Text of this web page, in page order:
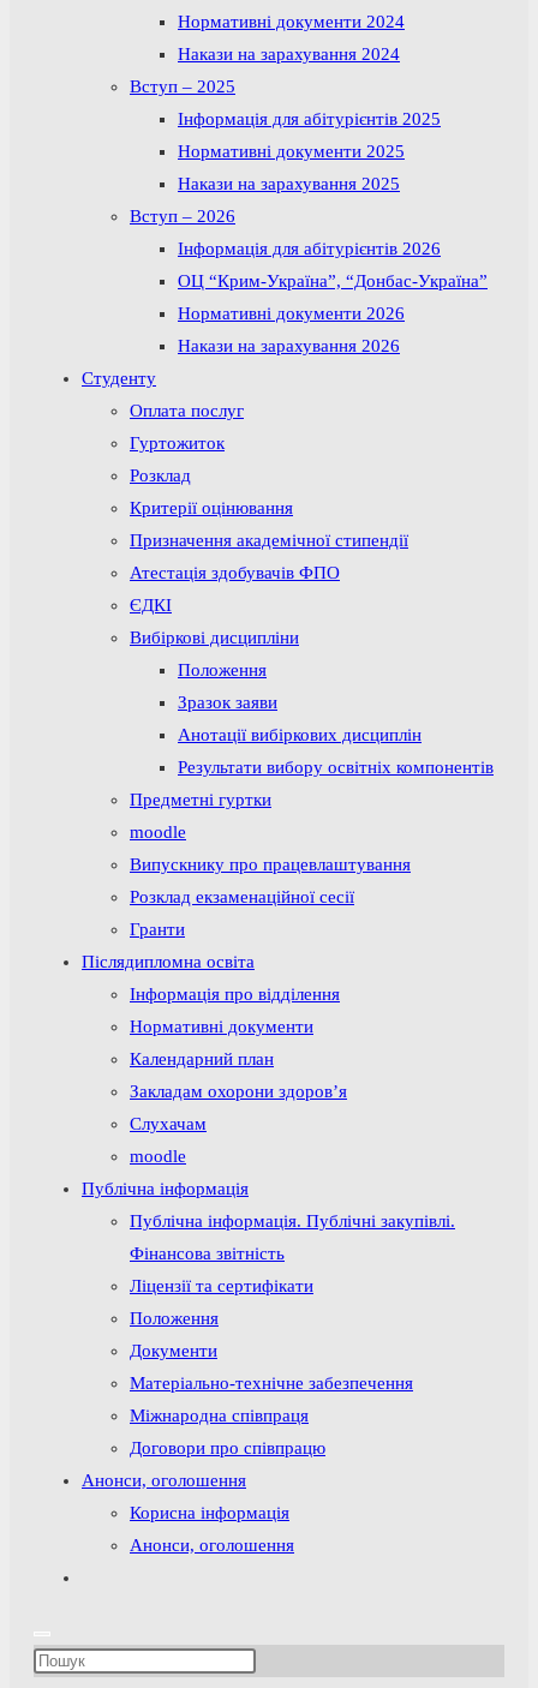
Нормативні документи 2024
Накази на зарахування 2024
Вступ – 2025
Інформація для абітурієнтів 2025
Нормативні документи 2025
Накази на зарахування 2025
Вступ – 2026
Інформація для абітурієнтів 2026
ОЦ “Крим-Україна”, “Донбас-Україна”
Нормативні документи 2026
Накази на зарахування 2026
Студенту
Оплата послуг
Гуртожиток
Розклад
Критерії оцінювання
Призначення академічної стипендії
Атестація здобувачів ФПО
ЄДКІ
Вибіркові дисципліни
Положення
Зразок заяви
Анотації вибіркових дисциплін
Результати вибору освітніх компонентів
Предметні гуртки
moodle
Випускнику про працевлаштування
Розклад екзаменаційної сесії
Гранти
Післядипломна освіта
Інформація про відділення
Нормативні документи
Календарний план
Закладам охорони здоров’я
Слухачам
moodle
Публічна інформація
Публічна інформація. Публічні закупівлі.
Фінансова звітність
Ліцензії та сертифікати
Положення
Документи
Матеріально-технічне забезпечення
Міжнародна співпраця
Договори про співпрацю
Анонси, оголошення
Корисна інформація
Анонси, оголошення
веб-